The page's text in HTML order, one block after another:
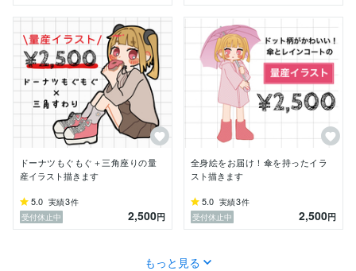
ドーナツもぐもぐ＋三角座りの量
産イラスト描きます
5.0 実績3件
受付休止中
2,500円
全身絵をお届け！傘を持ったイラ
スト描きます
5.0 実績3件
受付休止中
2,500円
もっと見る